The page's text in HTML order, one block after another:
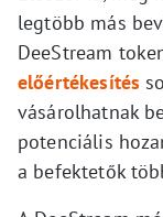
legtöbb más
DeeStream
előértékesítés
vásárolhatnak
potenciális
a befektetők